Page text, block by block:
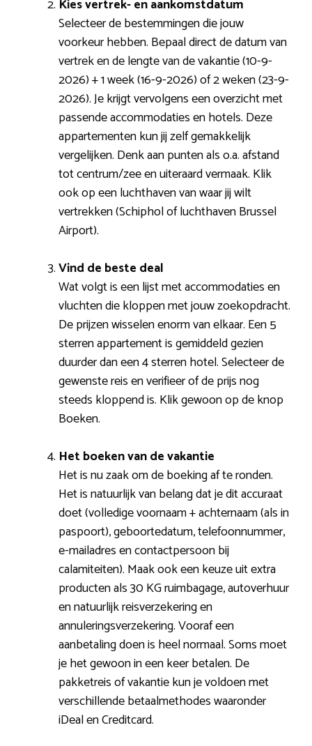
Kies vertrek- en aankomstdatum
Selecteer de bestemmingen die jouw
voorkeur hebben. Bepaal direct de datum van
vertrek en de lengte van de vakantie (10-9-
2026) + 1 week (16-9-2026) of 2 weken (23-9-
2026). Je krijgt vervolgens een overzicht met
passende accommodaties en hotels. Deze
appartementen kun jij zelf gemakkelijk
vergelijken. Denk aan punten als o.a. afstand
tot centrum/zee en uiteraard vermaak. Klik
ook op een luchthaven van waar jij wilt
vertrekken (Schiphol of luchthaven Brussel
Airport).
Vind de beste deal
Wat volgt is een lijst met accommodaties en
vluchten die kloppen met jouw zoekopdracht.
De prijzen wisselen enorm van elkaar. Een 5
sterren appartement is gemiddeld gezien
duurder dan een 4 sterren hotel. Selecteer de
gewenste reis en verifieer of de prijs nog
steeds kloppend is. Klik gewoon op de knop
Boeken.
Het boeken van de vakantie
Het is nu zaak om de boeking af te ronden.
Het is natuurlijk van belang dat je dit accuraat
doet (volledige voornaam + achternaam (als in
paspoort), geboortedatum, telefoonnummer,
e-mailadres en contactpersoon bij
calamiteiten). Maak ook een keuze uit extra
producten als 30 KG ruimbagage, autoverhuur
en natuurlijk reisverzekering en
annuleringsverzekering. Vooraf een
aanbetaling doen is heel normaal. Soms moet
je het gewoon in een keer betalen. De
pakketreis of vakantie kun je voldoen met
verschillende betaalmethodes waaronder
iDeal en Creditcard.